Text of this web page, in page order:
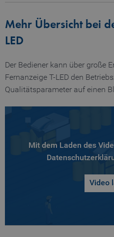
Mehr Übersicht bei
LED
Der Bediener kann über große
Fernanzeige T-LED den
Qualitätsparameter auf einen
Mit dem Laden des
Video